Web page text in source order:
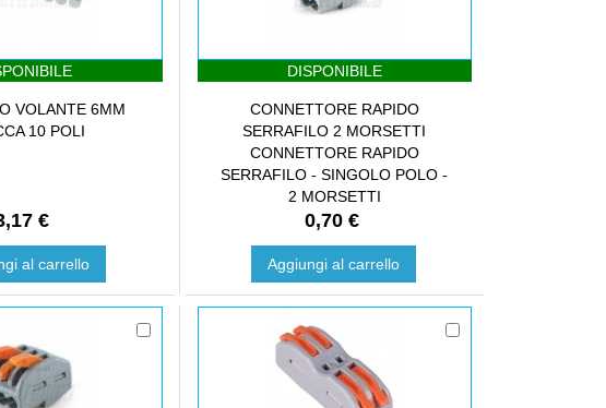
VOLANTE 6MM
10 POLI
€
al carrello
DISPONIBILE
CONNETTORE RAPIDO
SERRAFILO 2 MORSETTI
CONNETTORE RAPIDO
SERRAFILO - SINGOLO POLO -
2 MORSETTI
0,70 €
Aggiungi al carrello